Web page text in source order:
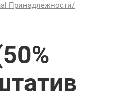
Принадлежности/